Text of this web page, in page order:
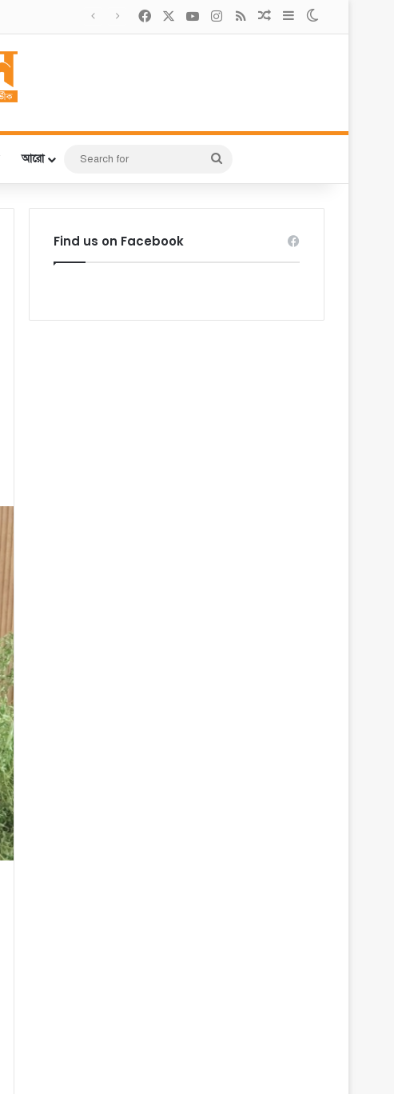
FacebookYouTubeInstagram
RSSRandom Article
Sidebar
আরো
for
Find us on Facebook